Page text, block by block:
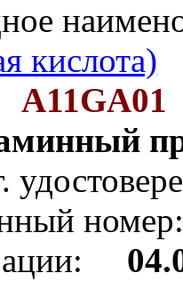
кислота)
A11GA01